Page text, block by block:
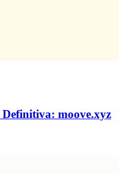
moove.xyz